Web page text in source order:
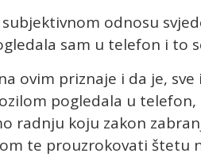
odnosu
sam u telefon i to
ovim priznaje i da je,
pogledala u
radnju koju zakon
te prouzrokovati štetu